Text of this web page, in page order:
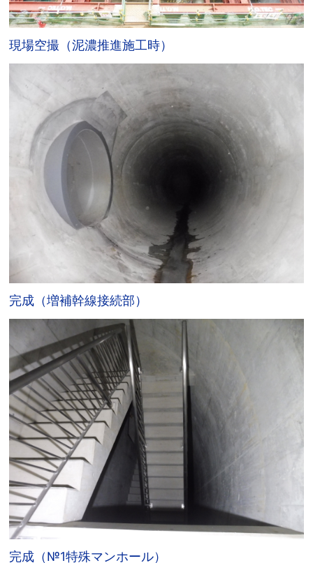
現場空撮（泥濃推進施工時）
完成（増補幹線接続部）
完成（№1特殊マンホール）